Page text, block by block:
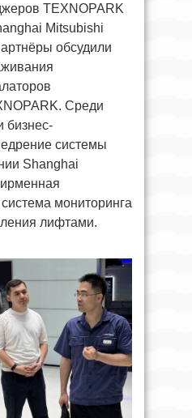
TEXNOPARK
Mitsubishi
обсудили
Среди
бизнес-
системы
Shanghai
мониторинга
лифтами.